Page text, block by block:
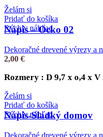
Želám si
Pridať do košíka
Rýchly náhľad
Nápis – Ocko 02
Dekoračné drevené výrezy a
2,00 €
Rozmery : D 9,7 x o,4 x V
Želám si
Pridať do košíka
Rýchly náhľad
Nápis-Sladký domov
Dekoračné drevené výrezy a